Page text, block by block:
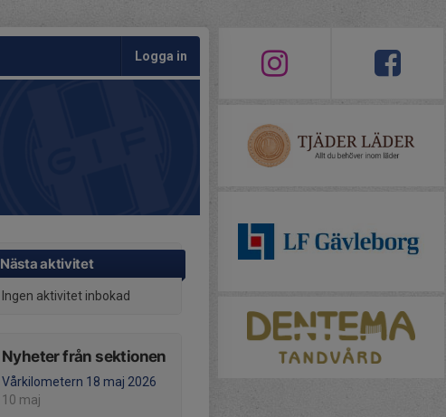
Logga in
Nästa aktivitet
Ingen aktivitet inbokad
Nyheter från sektionen
Vårkilometern 18 maj 2026
10 maj